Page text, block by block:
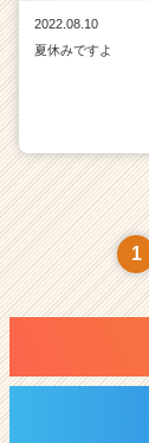
2022.08.10
夏休みですよ
1